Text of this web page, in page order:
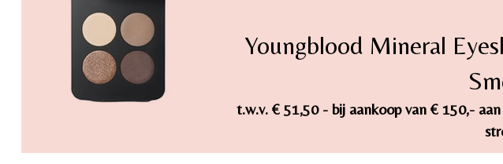
Youngblood Mineral
t.w.v. € 51,50 - bij aankoop van € 150,-